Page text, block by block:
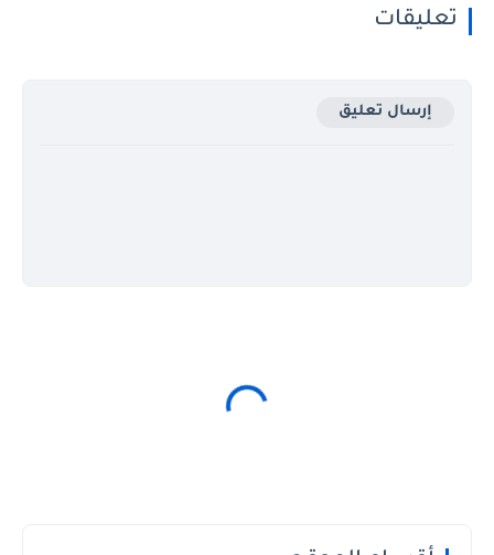
تعليقات
إرسال تعليق